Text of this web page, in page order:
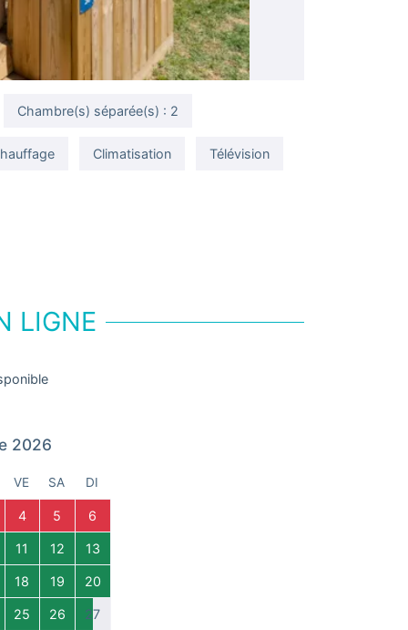
Chambre(s) séparée(s) : 2
Climatisation Télévision
LIGNE
2026
VE SA DI
4 5 6
11 12 13
18 19 20
25 26 27